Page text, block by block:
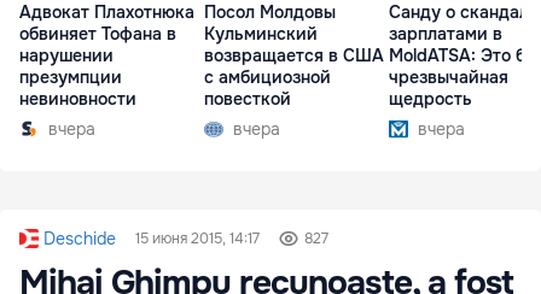
Адвокат Плахотнюка
обвиняет Тофана в
нарушении
презумпции
невиновности
вчера
Посол Молдовы
Кульминский
возвращается в США
с амбициозной
повесткой
вчера
Санду о
зарплатами в
MoldATSA: Это
чрезвычайная
щедрость
вчера
Deschide 15 июня 2015, 14:17 827
Mihai Ghimpu recunoaște, a fost